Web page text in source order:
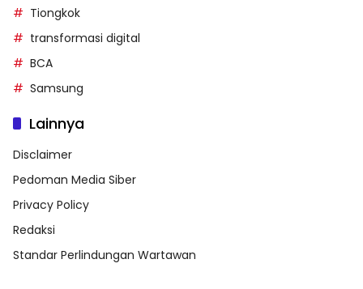
Tiongkok
transformasi digital
BCA
Samsung
Lainnya
Disclaimer
Pedoman Media Siber
Privacy Policy
Redaksi
Standar Perlindungan Wartawan